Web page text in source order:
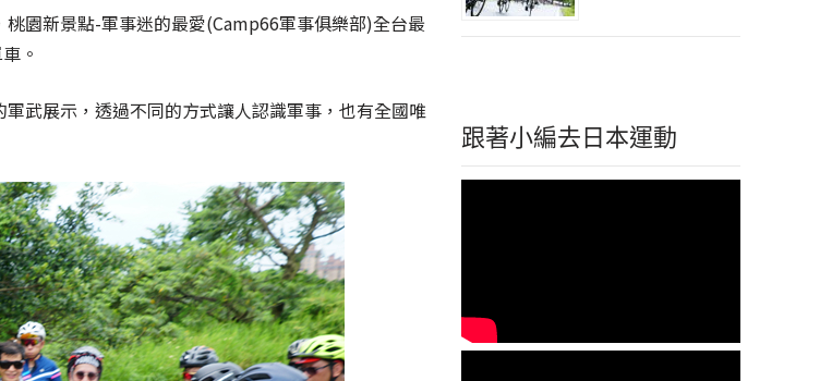
園新景點-軍事迷的最愛(Camp66軍事俱樂部)全台最
。
武展示，透過不同的方式讓人認識軍事，也有全國唯
跟著小編去日本運動